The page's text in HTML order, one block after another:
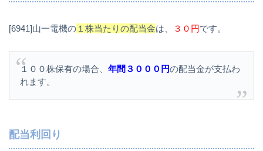
[6941]山一電機の １株当たりの配当金は、 ３０円です。
１００株保有の場合、 年間３０００円の配当金が支払わ
れます。
配当利回り